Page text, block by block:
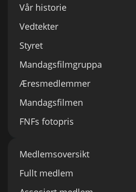
Vår historie
Vedtekter
Styret
Mandagsfilmgruppa
Æresmedlemmer
Mandagsfilmen
FNFs fotopris
Medlemsoversikt
Fullt medlem